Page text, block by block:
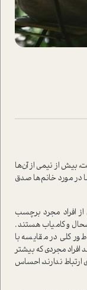
بیش از نیمی از آن‌ها
در مورد خانم‌ها صدق
افراد مجرد برچسب
و کامیاب هستند.
طور کلی در مقایسه با
افراد مجردی که بیشتر
ارتباط ندارند، احساس